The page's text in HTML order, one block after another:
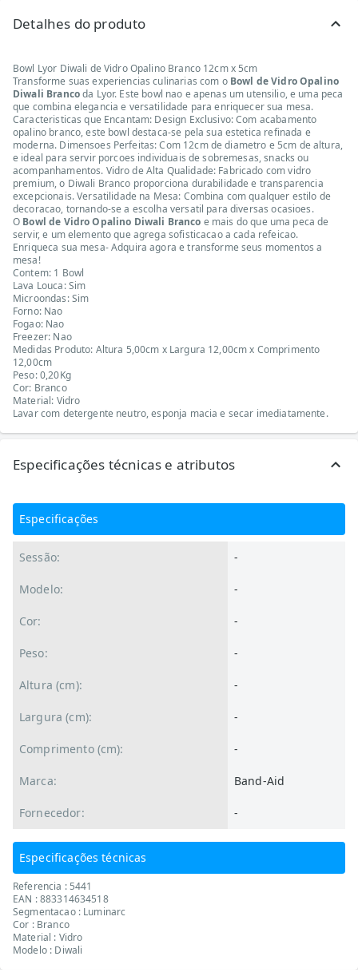
Detalhes do produto
Bowl Lyor Diwali de Vidro Opalino Branco 12cm x 5cm
Transforme suas experiencias culinarias com o Bowl de Vidro Opalino
Diwali Brancoda Lyor. Este bowl nao e apenas um utensilio, e uma peca
que combina elegancia e versatilidade para enriquecer sua mesa.
Caracteristicas que Encantam: Design Exclusivo: Com acabamento
opalino branco, este bowl destaca-se pela sua estetica refinada e
moderna. Dimensoes Perfeitas: Com 12cm de diametro e 5cm de altura,
e ideal para servir porcoes individuais de sobremesas, snacks ou
acompanhamentos. Vidro de Alta Qualidade: Fabricado com vidro
premium, o Diwali Branco proporciona durabilidade e transparencia
excepcionais. Versatilidade na Mesa: Combina com qualquer estilo de
decoracao, tornando-se a escolha versatil para diversas ocasioes.
O Bowl de Vidro Opalino Diwali Branco e mais do que uma peca de
servir, e um elemento que agrega sofisticacao a cada refeicao.
Enriqueca sua mesa- Adquira agora e transforme seus momentos a
mesa!
Contem: 1 Bowl
Lava Louca: Sim
Microondas: Sim
Forno: Nao
Fogao: Nao
Freezer: Nao
Medidas Produto: Altura 5,00cm x Largura 12,00cm x Comprimento
12,00cm
Peso: 0,20Kg
Cor: Branco
Material: Vidro
Lavar com detergente neutro, esponja macia e secar imediatamente.
Especificações técnicas e atributos
Especificações
Sessão: -
Modelo: -
Cor: -
Peso: -
Altura (cm): -
Largura (cm): -
Comprimento (cm): -
Marca: Band-Aid
Fornecedor: -
Especificações técnicas
Referencia : 5441
EAN : 883314634518
Segmentacao : Luminarc
Cor : Branco
Material : Vidro
Modelo : Diwali